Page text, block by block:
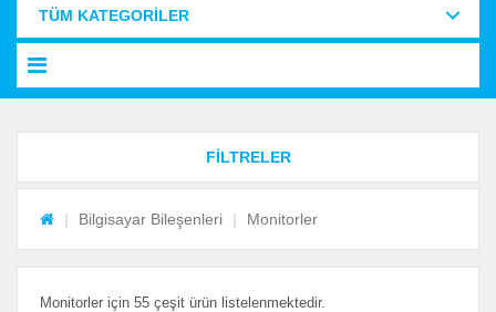
TÜM KATEGORİLER
FİLTRELER
Bilgisayar Bileşenleri Monitorler
Monitorler için 55 çeşit ürün listelenmektedir.